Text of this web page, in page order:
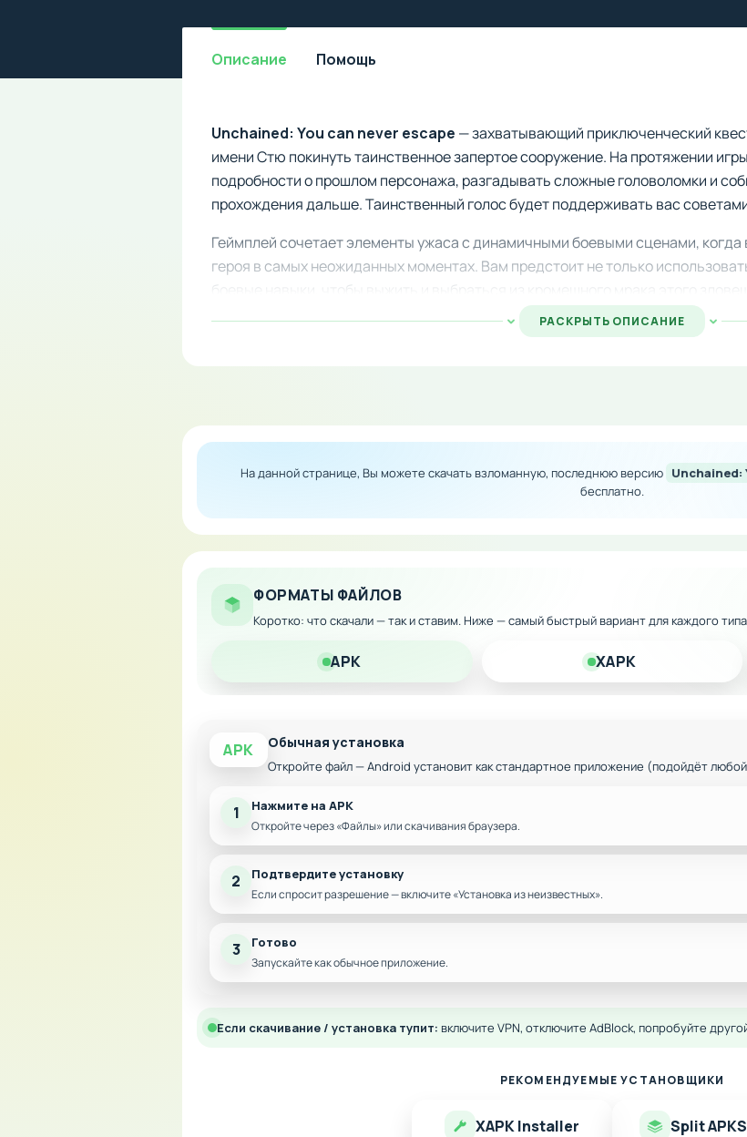
Описание Помощь
Unchained: You can never escape — захватывающий приключенческий
имени Стю покинуть таинственное запертое сооружение. На протяжении
подробности о прошлом персонажа, разгадывать сложные головоломки и
прохождения дальше. Таинственный голос будет поддерживать вас
Геймплей сочетает элементы ужаса с динамичными боевыми сценами,
героя в самых неожиданных моментах. Вам предстоит не только
Особенности мода:
Скачайте модифицированную версию на Android прямо сейчас и получите
этой атмосферной истории.
РАСКРЫТЬ ОПИСАНИЕ
На данной странице, Вы можете скачать взломанную, последнюю версию Unchained:
бесплатно.
ФОРМАТЫ ФАЙЛОВ
Коротко: что скачали — так и ставим. Ниже — самый быстрый вариант для каждого
APK XAPK
APK Обычная установка
Откройте файл — Android установит как стандартное приложение (подойдёт
1 Нажмите на APK
Откройте через «Файлы» или скачивания браузера.
2 Подтвердите установку
Если спросит разрешение — включите «Установка из неизвестных».
3 Готово
Запускайте как обычное приложение.
Если скачивание / установка тупит: включите VPN, отключите AdBlock, попробуйте
РЕКОМЕНДУЕМЫЕ УСТАНОВЩИКИ
XAPK Installer Split